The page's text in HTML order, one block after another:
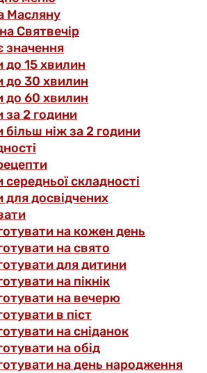
Масляну
Святвечір
значення
до 15 хвилин
до 30 хвилин
до 60 хвилин
за 2 години
більш ніж за 2 години
середньої складності
для досвідчених
на кожен день
на свято
для дитини
на пікнік
на вечерю
в піст
на сніданок
на обід
на день народження